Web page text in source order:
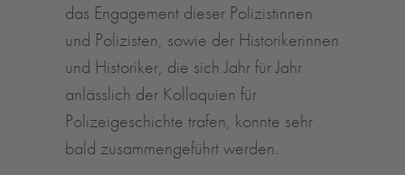
das Engagement dieser Polizistinnen
und Polizisten, sowie der Historikerinnen
und Historiker, die sich Jahr für Jahr
anlässlich der Kolloquien für
Polizeigeschichte trafen, konnte sehr
bald zusammengeführt werden.